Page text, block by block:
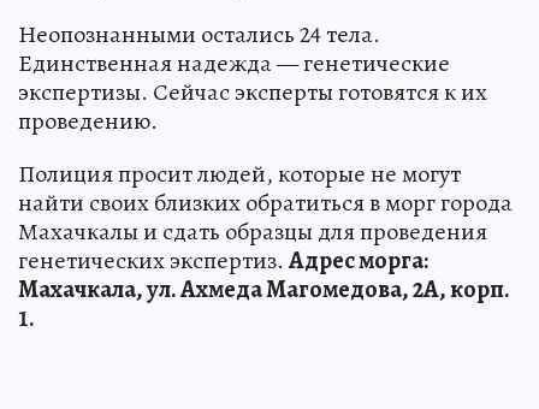
Неопознанными остались 24 тела.
Единственная надежда — генетические
экспертизы. Сейчас эксперты готовятся к их
проведению.
Полиция просит людей, которые не могут
найти своих близких обратиться в морг города
Махачкалы и сдать образцы для проведения
генетических экспертиз.Адрес морга:
Махачкала, ул. Ахмеда Магомедова, 2А, корп.
1.